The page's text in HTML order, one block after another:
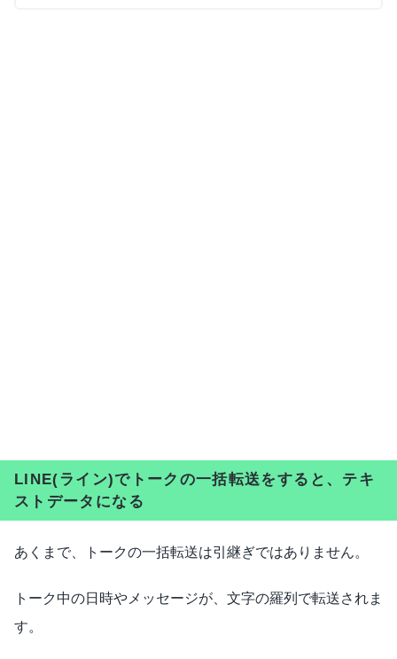
LINE(ライン)でトークの一括転送をすると、テキ
ストデータになる
あくまで、トークの一括転送は引継ぎではありません。
トーク中の日時やメッセージが、文字の羅列で転送されま
す。